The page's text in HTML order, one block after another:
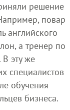
решение
повар
английского
а тренер по
эту же
специалистов
обучения
бизнеса.